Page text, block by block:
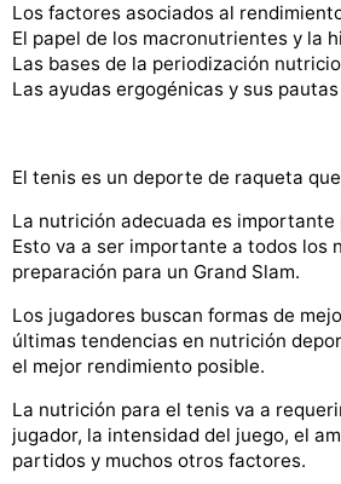
Los factores asociados al
El papel de los macronutrientes y la
Las bases de la periodización
Las ayudas ergogénicas y sus
El tenis es un deporte de raqueta
La nutrición adecuada es
Esto va a ser importante a todos los
preparación para un Grand Slam.
Los jugadores buscan formas de
últimas tendencias en nutrición
el mejor rendimiento posible.
La nutrición para el tenis va a
jugador, la intensidad del juego, el
partidos y muchos otros factores.